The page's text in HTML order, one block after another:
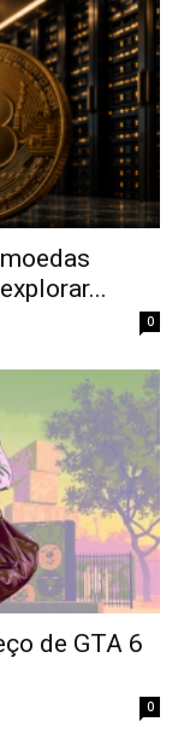
0
de GTA 6
0